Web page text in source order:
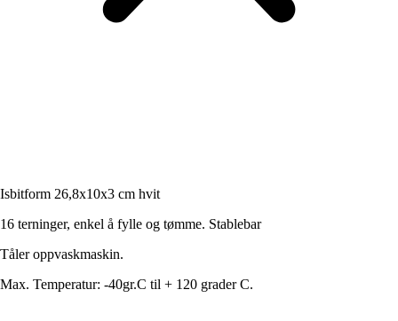
Isbitform 26,8x10x3 cm hvit
16 terninger, enkel å fylle og tømme. Stablebar
Tåler oppvaskmaskin.
Max. Temperatur: -40gr.C til + 120 grader C.